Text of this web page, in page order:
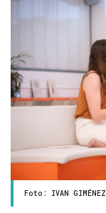
Foto: IVAN GIMÉNEZ